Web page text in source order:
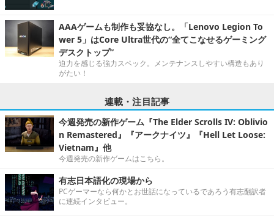
AAAゲームも制作も妥協なし。「Lenovo Legion To
wer 5」はCore Ultra世代の“全てこなせるゲーミング
デスクトップ”
迫力を感じる強力スペック。メンテナンスしやすい構造もあり
がたい！
連載・注目記事
今週発売の新作ゲーム『The Elder Scrolls IV: Oblivio
n Remastered』『アークナイツ』『Hell Let Loose:
Vietnam』他
今週発売の新作ゲームはこちら。
有志日本語化の現場から
PCゲーマーなら何かとお世話になっているであろう有志翻訳者
に連続インタビュー。